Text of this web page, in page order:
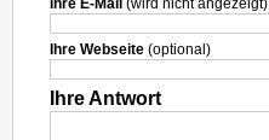
Ihre E-Mail (wird nicht angezeigt)
Ihre Webseite (optional)
Ihre Antwort